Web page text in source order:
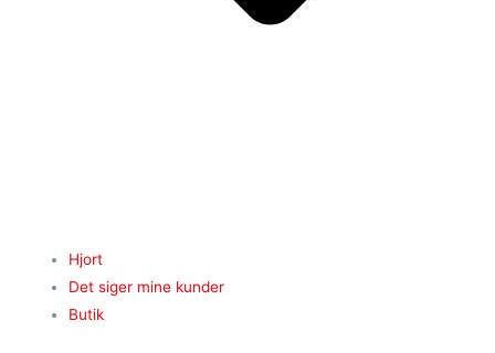
Hjort
Det siger mine kunder
Butik